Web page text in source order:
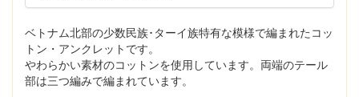
ベトナム北部の少数民族･ターイ族特有な模様で編まれたコッ
トン・アンクレットです。
やわらかい素材のコットンを使用しています。両端のテール
部は三つ編みで編まれています。